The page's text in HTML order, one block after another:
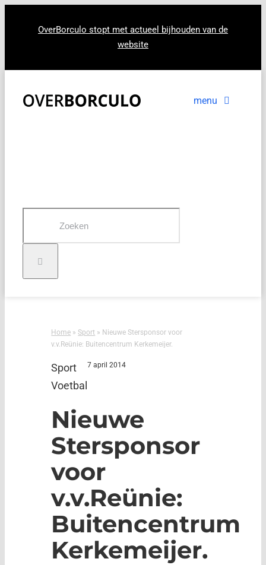
OverBorculo stopt met actueel bijhouden van de
website
menu
Home »Sport » Nieuwe Stersponsor voor
v.v.Reünie: Buitencentrum Kerkemeijer.
Sport
Voetbal
7 april 2014
Nieuwe
Stersponsor
voor
v.v.Reünie:
Buitencentrum
Kerkemeijer.